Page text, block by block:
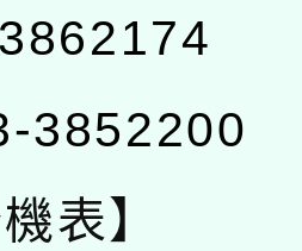
3852200
表】